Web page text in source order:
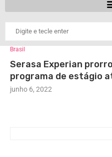
Brasil
Serasa Experian
programa de estágio
junho 6, 2022